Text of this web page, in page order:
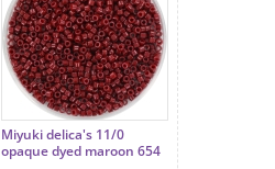
Miyuki delica's 11/0
opaque dyed maroon 654